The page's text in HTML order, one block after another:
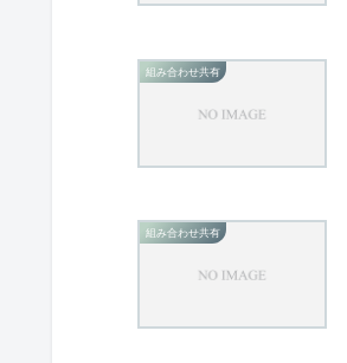
組み合わせ共有
組み合わせ共有